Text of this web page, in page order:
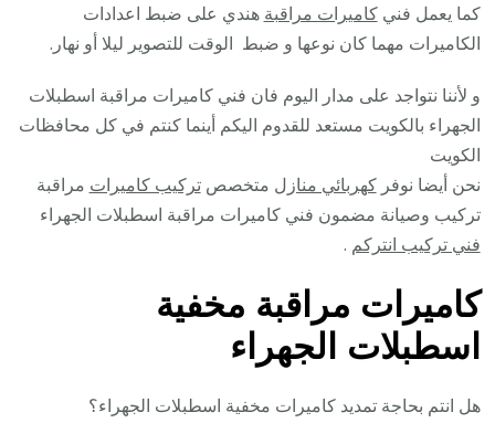
كما يعمل فنيكاميرات مراقبة هندي على ضبط اعدادات
الكاميرات مهما كان نوعها و ضبط الوقت للتصوير ليلا أو نهار.
و لأننا نتواجد على مدار اليوم فان فني كاميرات مراقبة اسطبلات
الجهراء بالكويت مستعد للقدوم اليكم أينما كنتم في كل محافظات
الكويت
نحن أيضا نوفركهربائي منازل متخصصتركيب كاميرات مراقبة
تركيب وصيانة مضمون فني كاميرات مراقبة اسطبلات الجهراء
فني تركيب انتركم .
كاميرات مراقبة مخفية
اسطبلات الجهراء
هل انتم بحاجة تمديد كاميرات مخفية اسطبلات الجهراء؟